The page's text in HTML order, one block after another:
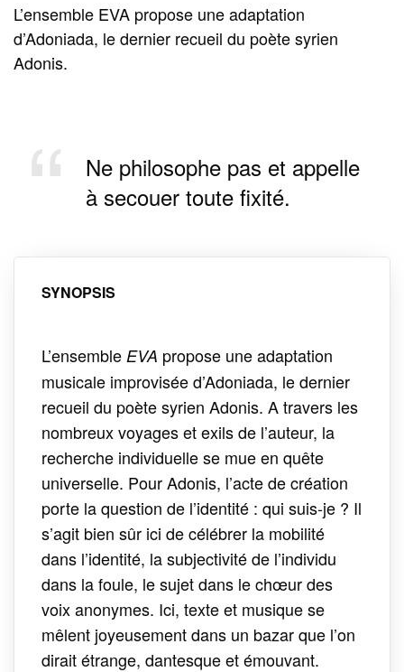
L’ensemble EVA propose une adaptation
d’Adoniada, le dernier recueil du poète syrien
Adonis.
Ne philosophe pas et appelle
à secouer toute fixité.
SYNOPSIS
L’ensemble EVA propose une adaptation
musicale improvisée d’Adoniada, le dernier
recueil du poète syrien Adonis. A travers les
nombreux voyages et exils de l’auteur, la
recherche individuelle se mue en quête
universelle. Pour Adonis, l’acte de création
porte la question de l’identité : qui suis-je ? Il
s’agit bien sûr ici de célébrer la mobilité
dans l’identité, la subjectivité de l’individu
dans la foule, le sujet dans le chœur des
voix anonymes. Ici, texte et musique se
mêlent joyeusement dans un bazar que l’on
dirait étrange, dantesque et émouvant.